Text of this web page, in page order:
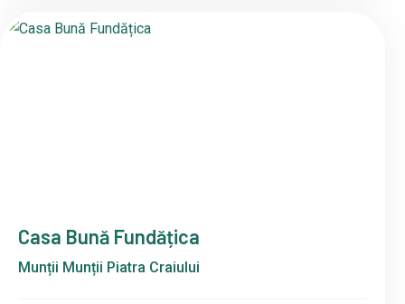
Casa Bună Fundățica
Munții Munții Piatra Craiului